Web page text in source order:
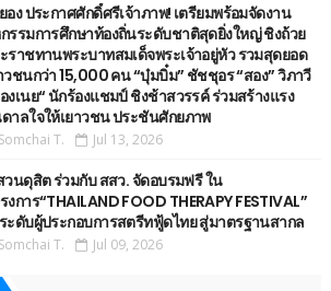
อง ประกาศศักดิ์ศรีเจ้าภาพ! เตรียมพร้อมจัดงาน
รรมการศึกษาท้องถิ่นระดับชาติสุดยิ่งใหญ่ ชิงถ้วย
ราชทานพระบาทสมเด็จพระเจ้าอยู่หัว รวมสุดยอด
วชนกว่า 15,000 คน “บุ๋มบิ๋ม” ชัชชุอร “สอง” วิภาวี
งเนย“ นักร้องแชมป์ ชิงช้าสวรรค์ ร่วมสร้างแรง
าลใจให้เยาวชน ประชันศักยภาพ
Somchai T. Jul 13, 2026
วนดุสิต ร่วมกับ สสว. จัดอบรมฟรี ใน
งการ“THAILAND FOOD THERAPY FESTIVAL”
ะดับผู้ประกอบการสตรีทฟู้ดไทย สู่มาตรฐานสากล
Somchai T. Jul 09, 2026